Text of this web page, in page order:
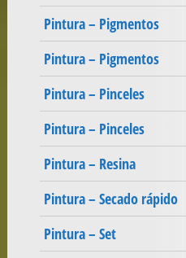
Pintura – Pigmentos
Pintura – Pigmentos
Pintura – Pinceles
Pintura – Pinceles
Pintura – Resina
Pintura – Secado rápido
Pintura – Set